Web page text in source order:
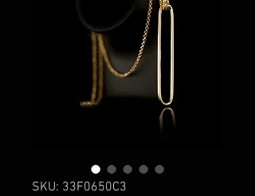
SKU: 33F0650C3